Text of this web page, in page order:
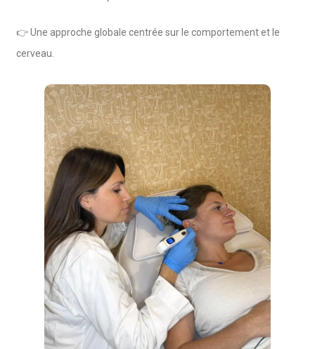
👉 Une approche globale centrée sur le comportement et le
cerveau.